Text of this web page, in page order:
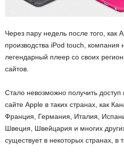
Через пару недель после того, как
производства iPod touch, компания
легендарный плеер со своих
сайтов.
Стало невозможно получить доступ
сайте Apple в таких странах, как
Франция, Германия, Италия,
Швеция, Швейцария и многих
существует в некоторых странах, в